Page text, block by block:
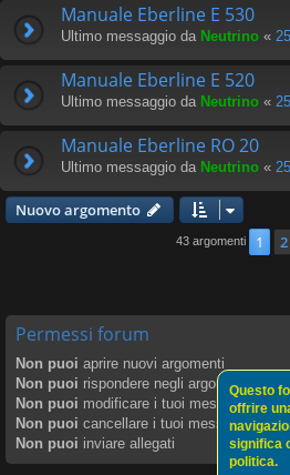
Manuale Eberline E 530
Ultimo messaggio da Neutrino «
Manuale Eberline E 520
Ultimo messaggio da Neutrino «
Manuale Eberline RO 20
Ultimo messaggio da Neutrino «
Nuovo argomento
43 argomenti 1 2
Permessi forum
Non puoi aprire nuovi argomenti
Non puoi rispondere negli argomenti
Non puoi modificare i tuoi messaggi
Non puoi cancellare i tuoi messaggi
Non puoi inviare allegati
Questo
offrire
significa
politica.